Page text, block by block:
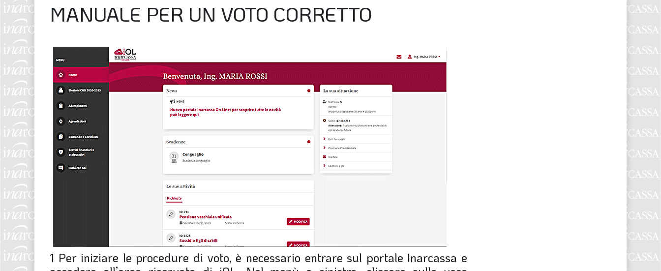
MANUALE PER UN VOTO CORRETTO
1 Per iniziare le procedure di voto, è necessario entrare sul portale Inarcassa e